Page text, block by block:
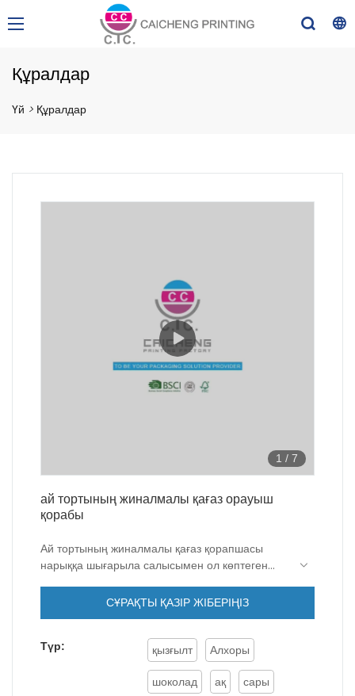
Құралдар
Үй > Құралдар
1 / 7
ай тортының жиналмалы қағаз орауыш
қорабы
Ай тортының жиналмалы қағаз қорапшасы
нарыққа шығарыла салысымен ол көптеген
өнімнің бұл түрі олардың қажеттіліктерін тиімді
шеше алатынын айтты. Сонымен қатар, өнім
СҰРАҚТЫ ҚАЗІР ЖІБЕРІҢІЗ
Түр: қызғылт Алхоры
шоколад ақ сары